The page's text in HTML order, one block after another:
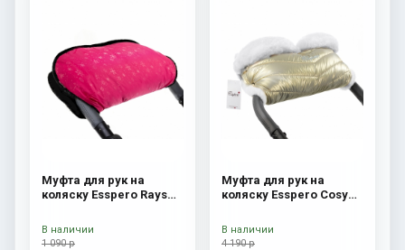
Муфта для рук на
коляску Esspero Rays
1 090 р
В наличии
Муфта для рук на
коляску Esspero Cosy
4 190 р
В наличии